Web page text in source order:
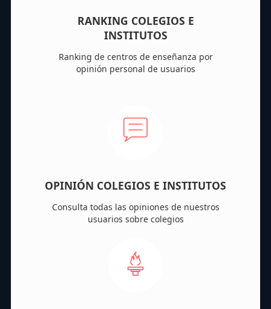
RANKING COLEGIOS E
INSTITUTOS
Ranking de centros de enseñanza por
opinión personal de usuarios
OPINIÓN COLEGIOS E INSTITUTOS
Consulta todas las opiniones de nuestros
usuarios sobre colegios